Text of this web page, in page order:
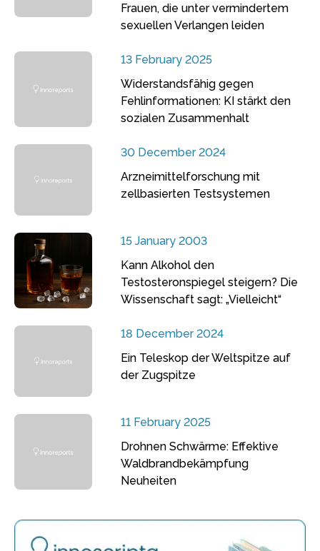
Frauen, die unter vermindertem
sexuellen Verlangen leiden
13 February 2025
Widerstandsfähig gegen
Fehlinformationen: KI stärkt den
sozialen Zusammenhalt
30 December 2024
Arzneimittelforschung mit
zellbasierten Testsystemen
15 January 2003
Kann Alkohol den
Testosteronspiegel steigern? Die
Wissenschaft sagt: „Vielleicht“
18 December 2024
Ein Teleskop der Weltspitze auf
der Zugspitze
11 February 2025
Drohnen Schwärme: Effektive
Waldbrandbekämpfung
Neuheiten